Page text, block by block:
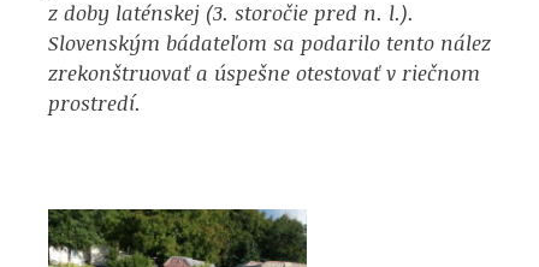
z doby laténskej (3. storočie pred n. l.).
Slovenským bádateľom sa podarilo tento nález
zrekonštruovať a úspešne otestovať v riečnom
prostredí.